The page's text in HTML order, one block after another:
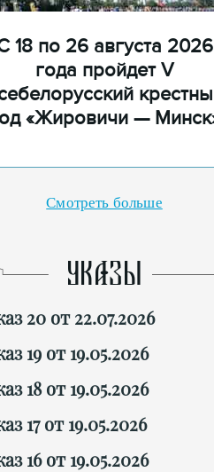
18 по 26 августа 2026
года пройдет V
«Жировичи —
Смотреть больше
УКАЗЫ
20 от 22.07.2026
19 от 19.05.2026
18 от 19.05.2026
17 от 19.05.2026
16 от 19.05.2026